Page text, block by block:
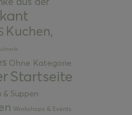
Kuchen,
Ohne Kategorie
Startseite
& Suppen
Workshops & Events